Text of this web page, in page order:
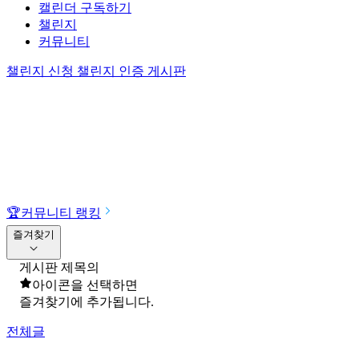
캘린더 구독하기
챌린지
커뮤니티
챌린지 신청 챌린지 인증 게시판
🏆커뮤니티 랭킹
즐겨찾기
게시판 제목의
아이콘을 선택하면
즐겨찾기에 추가됩니다.
전체글